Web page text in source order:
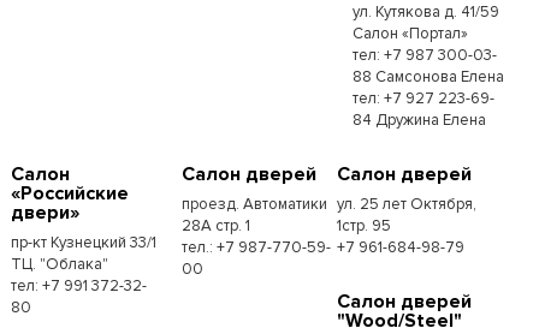
ул. Кутякова д. 41/59
Салон «Портал»
тел: +7 987 300-03-
88 Самсонова Елена
тел: +7 927 223-69-
84 Дружина Елена
Салон
«Российские
двери»
пр-кт Кузнецкий 33/1
ТЦ. "Облака"
тел: +7 991 372-32-
80
Салон дверей
проезд. Автоматики
28А стр. 1
тел.: +7 987-770-59-
00
Салон дверей
ул. 25 лет Октября,
1стр. 95
+7 961-684-98-79
Салон дверей
"Wood/Steel"